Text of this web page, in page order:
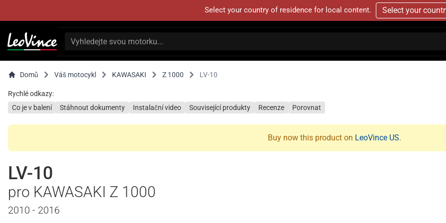
Select your country of residence for local content. Select your
Domů Váš motocykl KAWASAKI Z 1000 LV-10
Rychlé odkazy:
Co je v balení
Stáhnout dokumenty Instalační video Související produkty Recenze Porovnat
Buy now this product on LeoVince US.
LV-10
pro KAWASAKI Z 1000
2010 - 2016